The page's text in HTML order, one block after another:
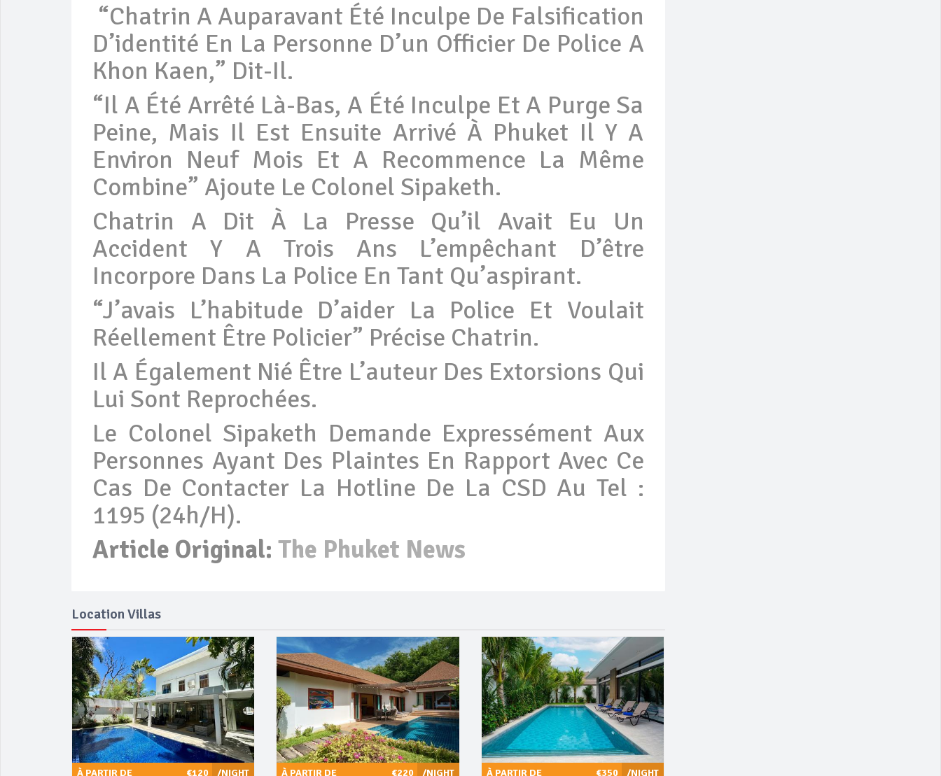
“Chatrin A Auparavant Été Inculpe De Falsification
D’identité En La Personne D’un Officier De Police A
Khon Kaen,” Dit-Il.
“Il A Été Arrêté Là-Bas, A Été Inculpe Et A Purge Sa
Peine, Mais Il Est Ensuite Arrivé À Phuket Il Y A
Environ Neuf Mois Et A Recommence La Même
Combine” Ajoute Le Colonel Sipaketh.
Chatrin A Dit À La Presse Qu’il Avait Eu Un
Accident Y A Trois Ans L’empêchant D’être
Incorpore Dans La Police En Tant Qu’aspirant.
“J’avais L’habitude D’aider La Police Et Voulait
Réellement Être Policier” Précise Chatrin.
Il A Également Nié Être L’auteur Des Extorsions Qui
Lui Sont Reprochées.
Le Colonel Sipaketh Demande Expressément Aux
Personnes Ayant Des Plaintes En Rapport Avec Ce
Cas De Contacter La Hotline De La CSD Au Tel :
1195 (24h/h).
Article Original: The Phuket News
Location Villas
/NIGHT
À PARTIR DE €120 /NIGHT
À PARTIR DE €220 /NIGHT
À PARTIR DE €350